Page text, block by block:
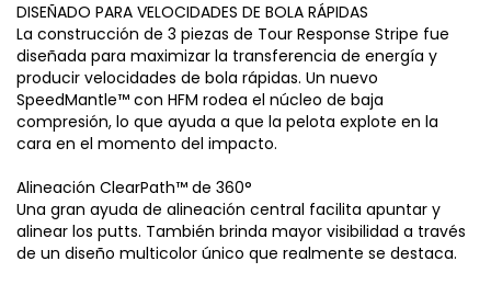
DISEÑADO PARA VELOCIDADES DE BOLA RÁPIDAS
La construcción de 3 piezas de Tour Response Stripe fue
diseñada para maximizar la transferencia de energía y
producir velocidades de bola rápidas. Un nuevo
SpeedMantle™ con HFM rodea el núcleo de baja
compresión, lo que ayuda a que la pelota explote en la
cara en el momento del impacto.
Alineación ClearPath™ de 360°
Una gran ayuda de alineación central facilita apuntar y
alinear los putts. También brinda mayor visibilidad a través
de un diseño multicolor único que realmente se destaca.